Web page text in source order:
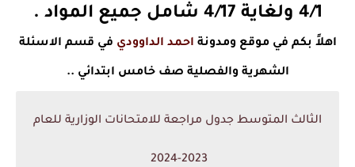
4/1 ولغاية 4/17 شامل جميع المواد .
اهلاً بكم في موقع ومدونة احمد الداوودي في قسم الاسئلة
الشهرية والفصلية صف خامس ابتدائي ..
الثالث المتوسط جدول مراجعة للامتحانات الوزارية للعام
2023-2024